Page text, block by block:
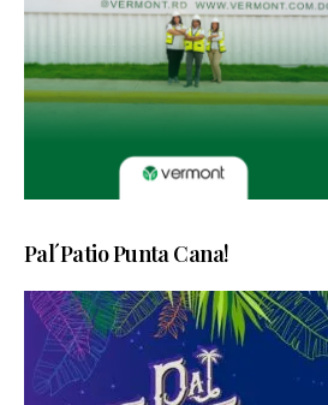
Pal´Patio Punta Cana!